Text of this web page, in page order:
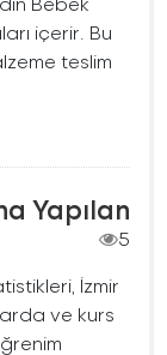
içerir. Bu
teslim
Yapılan
5
İzmir
ve kurs